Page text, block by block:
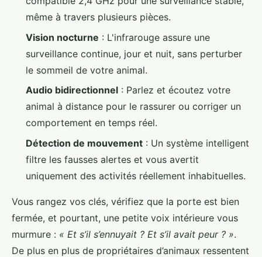
même à travers plusieurs pièces.
Vision nocturne : L'infrarouge assure une
surveillance continue, jour et nuit, sans perturber
le sommeil de votre animal.
Audio bidirectionnel : Parlez et écoutez votre
animal à distance pour le rassurer ou corriger un
comportement en temps réel.
Détection de mouvement : Un système intelligent
filtre les fausses alertes et vous avertit
uniquement des activités réellement inhabituelles.
Vous rangez vos clés, vérifiez que la porte est bien
fermée, et pourtant, une petite voix intérieure vous
murmure : « Et s’il s’ennuyait ? Et s’il avait peur ? ».
De plus en plus de propriétaires d’animaux ressentent